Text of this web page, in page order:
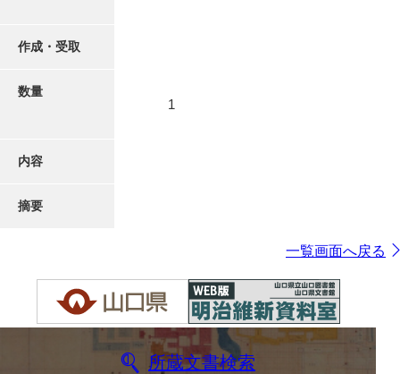
作成・受取
数量
1
内容
摘要
一覧画面へ戻る
所蔵文書検索